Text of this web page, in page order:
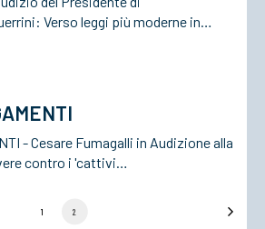
Verso leggi più moderne in…
- Cesare Fumagalli in Audizione alla
contro i 'cattivi…
1 2